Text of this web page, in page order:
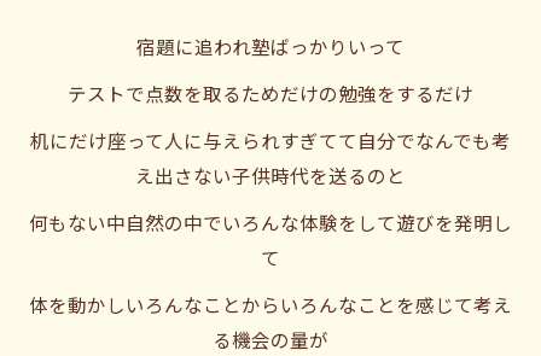
宿題に追われ塾ばっかりいって
テストで点数を取るためだけの勉強をするだけ
机にだけ座って人に与えられすぎてて自分でなんでも考
え出さない子供時代を送るのと
何もない中自然の中でいろんな体験をして遊びを発明し
て
体を動かしいろんなことからいろんなことを感じて考え
る機会の量が